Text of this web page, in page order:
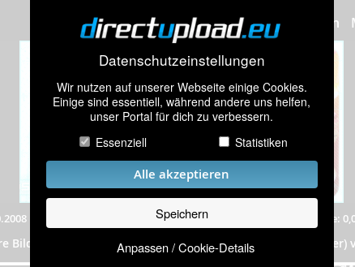
Datenschutzeinstellungen
Wir nutzen auf unserer Webseite einige Cookies.
Einige sind essentiell, während andere uns helfen,
unser Portal für dich zu verbessern.
Essenziell
Statistiken
Alle akzeptieren
Speichern
Anpassen / Cookie-Details
Bilder hochladen
| Auflösung: 400x200 Pixel Dateigröße:
Bilder aus dem Album„qb-piiCs // friiendshiip (247